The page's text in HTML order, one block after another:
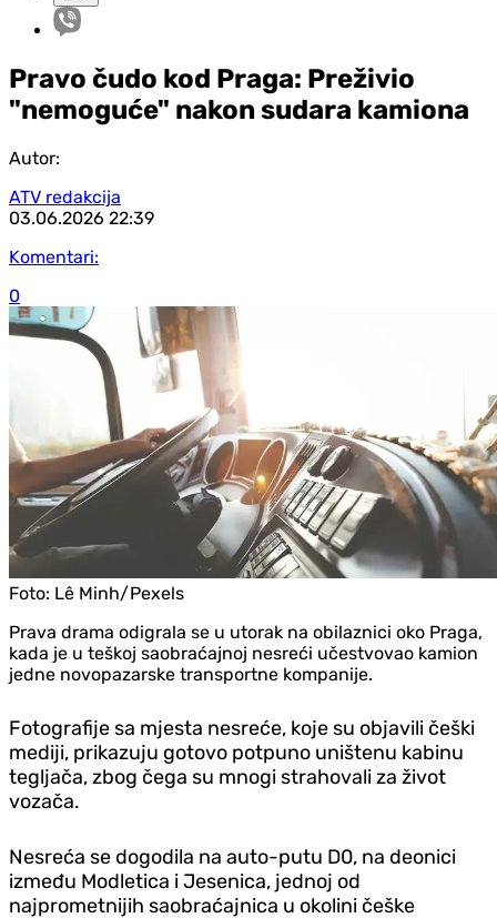
Pravo čudo kod Praga: Preživio
"nemoguće" nakon sudara kamiona
Autor:
ATV redakcija
03.06.2026 22:39
Komentari:
0
Foto: Lê Minh/Pexels
Prava drama odigrala se u utorak na obilaznici oko Praga,
kada je u teškoj saobraćajnoj nesreći učestvovao kamion
jedne novopazarske transportne kompanije.
Fotografije sa mjesta nesreće, koje su objavili češki
mediji, prikazuju gotovo potpuno uništenu kabinu
tegljača, zbog čega su mnogi strahovali za život
vozača.
Nesreća se dogodila na auto-putu D0, na deonici
između Modletica i Jesenica, jednoj od
najprometnijih saobraćajnica u okolini češke